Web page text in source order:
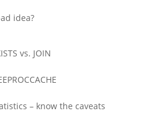
idea?
vs. JOIN
– know the caveats